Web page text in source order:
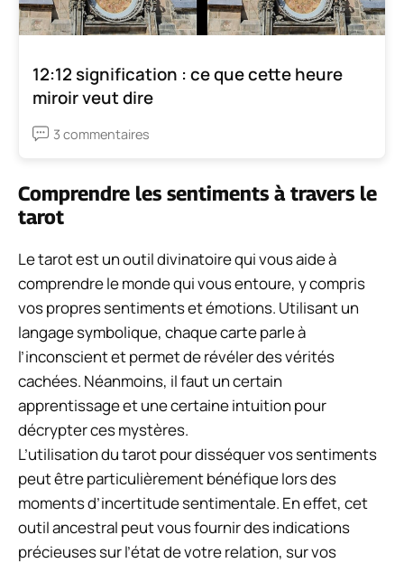
12:12 signification : ce que cette heure
miroir veut dire
3 commentaires
Comprendre les sentiments à travers le
tarot
Le tarot est un outil divinatoire qui vous aide à
comprendre le monde qui vous entoure, y compris
vos propres sentiments et émotions. Utilisant un
langage symbolique, chaque carte parle à
l’inconscient et permet de révéler des vérités
cachées. Néanmoins, il faut un certain
apprentissage et une certaine intuition pour
décrypter ces mystères.
L’utilisation du tarot pour disséquer vos sentiments
peut être particulièrement bénéfique lors des
moments d’incertitude sentimentale. En effet, cet
outil ancestral peut vous fournir des indications
précieuses sur l’état de votre relation, sur vos